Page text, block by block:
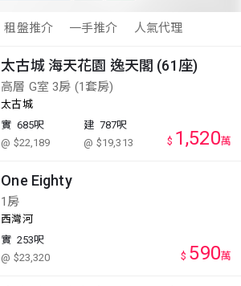
租盤推介 一手推介 人氣代理
太古城 海天花園 逸天閣 (61座)
高層 G室 3房 (1套房)
太古城
實 685呎
@ $22,189
建 787呎
@ $19,313
$ 1,520萬
One Eighty
1房
西灣河
實 253呎
@ $23,320
$ 590萬